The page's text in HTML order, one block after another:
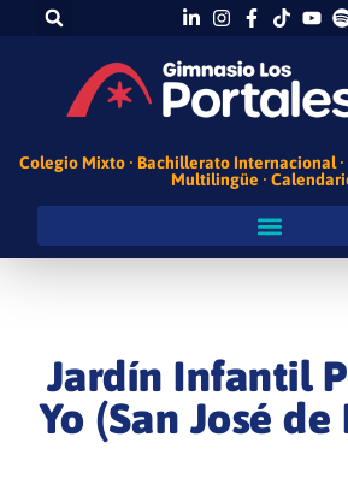
Colegio Mixto · Bachillerato Internacional ·
Multilingüe ·
Jardín Infantil
Yo (San José